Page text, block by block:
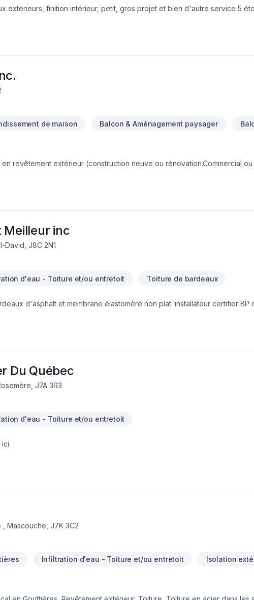
finition intérieur, petit, gros projet et bien d'autre service 5 étoiles
de maison Balcon & Aménagement paysager
revêtement extérieur (construction neuve ou rénovation.Commercial
proposons des solutions adaptées à vos besoins spécifiques et à
Meilleur inc
David, J8C 2N1
d'eau - Toiture et/ou entretoit Toiture de bardeaux
travaux de toitures en acier, bardeaux d'asphalt et membrane élastomère non plat.
Du Québec
J7A 3R3
d'eau - Toiture et/ou entretoit
Mascouche, J7K 3C2
Infiltration d'eau - Toiture et/ou entretoit Isolation